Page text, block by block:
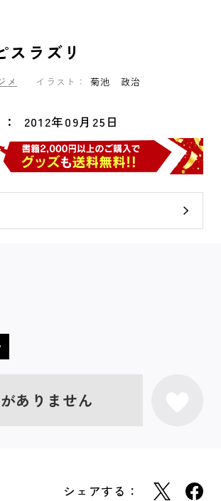
スラズリ
メ イラスト： 菊池 政治
2012年09月25日
ありません
シェアする：